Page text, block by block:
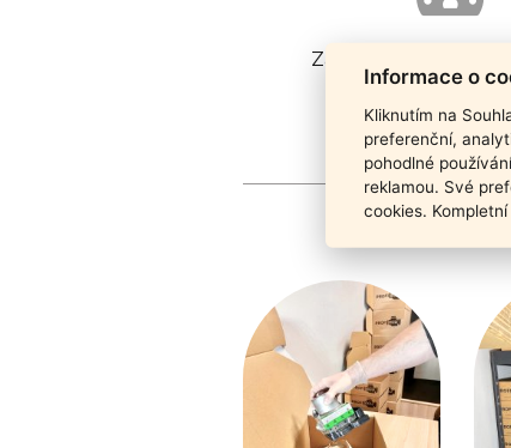
Záruka funkčnosti
Informace o
Kliknutím na
preferenční,
pohodlné
reklamou. Své
cookies.